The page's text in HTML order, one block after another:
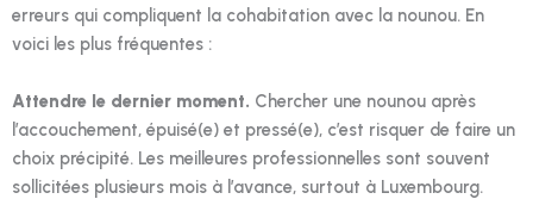
erreurs qui compliquent la cohabitation avec la nounou. En
voici les plus fréquentes :
Attendre le dernier moment. Chercher une nounou après
l’accouchement, épuisé(e) et pressé(e), c’est risquer de faire un
choix précipité. Les meilleures professionnelles sont souvent
sollicitées plusieurs mois à l’avance, surtout à Luxembourg.